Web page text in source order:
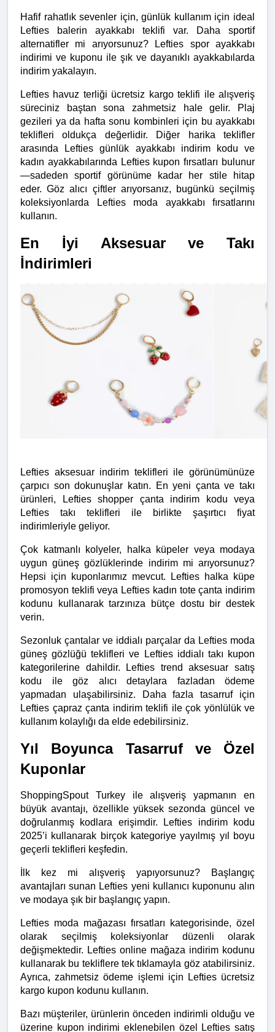
Hafif rahatlık sevenler için, günlük kullanım için ideal
Lefties balerin ayakkabı teklifi var. Daha sportif
alternatifler mi arıyorsunuz? Lefties spor ayakkabı
indirimi ve kuponu ile şık ve dayanıklı ayakkabılarda
indirim yakalayın.
Lefties havuz terliği ücretsiz kargo teklifi ile alışveriş
süreciniz baştan sona zahmetsiz hale gelir. Plaj
gezileri ya da hafta sonu kombinleri için bu ayakkabı
teklifleri oldukça değerlidir. Diğer harika teklifler
arasında Lefties günlük ayakkabı indirim kodu ve
kadın ayakkabılarında Lefties kupon fırsatları bulunur
—sadeden sportif görünüme kadar her stile hitap
eder. Göz alıcı çiftler arıyorsanız, bugünkü seçilmiş
koleksiyonlarda Lefties moda ayakkabı fırsatlarını
kullanın.
En İyi Aksesuar ve Takı
İndirimleri
Lefties aksesuar indirim teklifleri ile görünümünüze
çarpıcı son dokunuşlar katın. En yeni çanta ve takı
ürünleri, Lefties shopper çanta indirim kodu veya
Lefties takı teklifleri ile birlikte şaşırtıcı fiyat
indirimleriyle geliyor.
Çok katmanlı kolyeler, halka küpeler veya modaya
uygun güneş gözlüklerinde indirim mi arıyorsunuz?
Hepsi için kuponlarımız mevcut. Lefties halka küpe
promosyon teklifi veya Lefties kadın tote çanta indirim
kodunu kullanarak tarzınıza bütçe dostu bir destek
verin.
Sezonluk çantalar ve iddialı parçalar da Lefties moda
güneş gözlüğü teklifleri ve Lefties iddialı takı kupon
kategorilerine dahildir. Lefties trend aksesuar satış
kodu ile göz alıcı detaylara fazladan ödeme
yapmadan ulaşabilirsiniz. Daha fazla tasarruf için
Lefties çapraz çanta indirim teklifi ile çok yönlülük ve
kullanım kolaylığı da elde edebilirsiniz.
Yıl Boyunca Tasarruf ve Özel
Kuponlar
ShoppingSpout Turkey ile alışveriş yapmanın en
büyük avantajı, özellikle yüksek sezonda güncel ve
doğrulanmış kodlara erişimdir. Lefties indirim kodu
2025’i kullanarak birçok kategoriye yayılmış yıl boyu
geçerli teklifleri keşfedin.
İlk kez mi alışveriş yapıyorsunuz? Başlangıç
avantajları sunan Lefties yeni kullanıcı kuponunu alın
ve modaya şık bir başlangıç yapın.
Lefties moda mağazası fırsatları kategorisinde, özel
olarak seçilmiş koleksiyonlar düzenli olarak
değişmektedir. Lefties online mağaza indirim kodunu
kullanarak bu tekliflere tek tıklamayla göz atabilirsiniz.
Ayrıca, zahmetsiz ödeme işlemi için Lefties ücretsiz
kargo kupon kodunu kullanın.
Bazı müşteriler, ürünlerin önceden indirimli olduğu ve
üzerine kupon indirimi eklenebilen özel Lefties satış